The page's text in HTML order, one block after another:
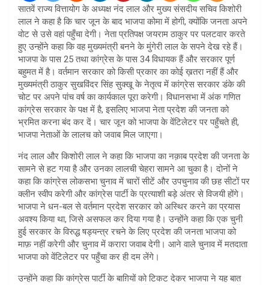
सातवें राज्य वित्तायोग के अध्यक्ष नंद लाल और मुख्य संसदीय सचिव किशोरी
लाल ने कहा है कि चार जून के बाद भाजपा कोमा में होगी, क्योंकि जनता अपने
वोट से उसे वहां पहुँचा देगी। नेता प्रतिपक्ष जयराम ठाकुर पर पलटवार करते
हुए उन्होंने कहा कि वह मुख्यमंत्री बनने के मुंगेरी लाल के सपने देख रहे हैं।
भाजपा के पास 25 तथा कांग्रेस के पास 34 विधायक हैं और सरकार पूर्ण
बहुमत में है। वर्तमान सरकार को किसी प्रकार का कोई ख़तरा नहीं हैं और
मुख्यमंत्री ठाकुर सुखविंदर सिंह सुक्खू के नेतृत्व में कांग्रेस सरकार डंके की
चोट पर अपने पांच वर्ष का कार्यकाल पूरा करेगी। विधानसभा में अंक गणित
कांग्रेस सरकार के पक्ष में है, इसलिए भाजपा नेता प्रदेश की जनता को
भ्रमित करना बंद कर दें। चार जून को भाजपा के वेंटिलेटर पर पहुँचते ही,
भाजपा नेताओं के लालच को जवाब मिल जाएगा।
नंद लाल और किशोरी लाल ने कहा कि भाजपा का नक़ाब प्रदेश की जनता के
सामने से हट गया है और उनका लालची चेहरा सामने आ चुका है। दोनों ने
कहा कि कांग्रेस लोकसभा चुनाव में चारों सीटें और उपचुनाव की छह सीटों पर
क्लीन स्वीप करेगी और कांग्रेस पार्टी के प्रत्याशी बड़े अंतर से विजयी होंगे।
भाजपा ने धन-बल से वर्तमान प्रदेश सरकार को अस्थिर करने का प्रयास
अवश्य किया था, जिसे असफल कर दिया गया है। उन्होंने कहा कि एक चुनी
हुई सरकार के विरुद्ध षड्यन्त्र रचने के लिए प्रदेश की जनता भाजपा को
माफ़ नहीं करेगी और चुनाव में करारा जवाब देगी। आने वाले चुनाव में मतदाता
भाजपा को वेंटिलेटर पर पहुँचा कर ही दम लेंगे।
उन्होंने कहा कि कांग्रेस पार्टी के बाग़ियों को टिकट देकर भाजपा ने यह बात